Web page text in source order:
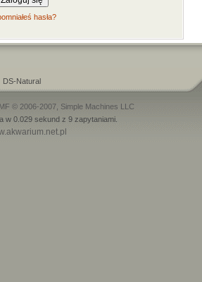
hasła?
DS-Natural
© 2006-2007, Simple Machines LLC
w 0.029 sekund z 9 zapytaniami.